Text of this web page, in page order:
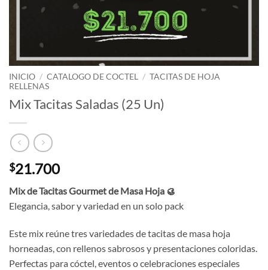
INICIO / CATALOGO DE COCTEL / TACITAS DE HOJA
RELLENAS
Mix Tacitas Saladas (25 Un)
$21.700
Mix de Tacitas Gourmet de Masa Hoja 🥮
Elegancia, sabor y variedad en un solo pack
Este mix reúne tres variedades de tacitas de masa hoja
horneadas, con rellenos sabrosos y presentaciones coloridas.
Perfectas para cóctel, eventos o celebraciones especiales